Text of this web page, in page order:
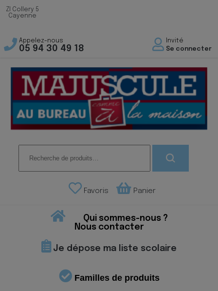
ZI Collery 5
Cayenne
Appelez-nous
05 94 30 49 18
Invité
Se connecter
pour :
Favoris Panier
Qui sommes-nous ?
Nous contacter
Je dépose ma liste scolaire
Familles de produits